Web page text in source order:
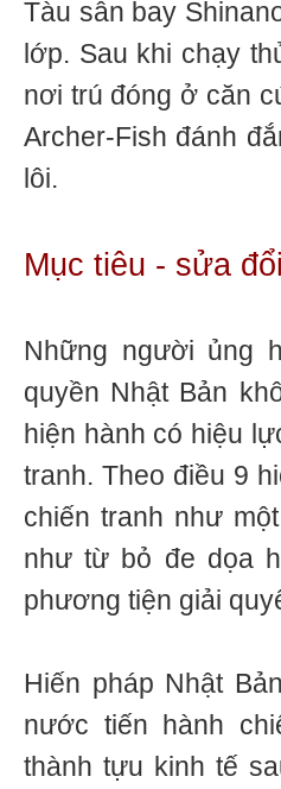
Tàu sân bay
lớp. Sau khi chạy
nơi trú đóng ở căn
Archer-Fish đánh
lôi.
Mục tiêu - sửa
Những người ủng
quyền Nhật Bản
hiện hành có hiệu
tranh. Theo điều 9
chiến tranh như
như từ bỏ đe dọa
phương tiện giải
Hiến pháp Nhật
nước tiến hành
thành tựu kinh tế